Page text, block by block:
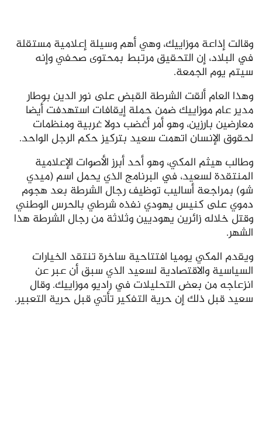
وقالت إذاعة موزاييك، وهي أهم وسيلة إعلامية مستقلة
في البلاد، إن التحقيق مرتبط بمحتوى صحفي وإنه
سيتم يوم الجمعة.
وهذا العام ألقت الشرطة القبض على نور الدين بوطار
مدير عام موزاييك ضمن حملة إيقافات استهدفت أيضا
معارضين بارزين، وهو أمر أغضب دولا غربية ومنظمات
لحقوق الإنسان اتهمت سعيد بتركيز حكم الرجل الواحد.
وطالب هيثم المكي، وهو أحد أبرز الأصوات الإعلامية
المنتقدة لسعيد، في البرنامج الذي يحمل اسم (ميدي
شو) بمراجعة أساليب توظيف رجال الشرطة بعد هجوم
دموي على كنيس يهودي نفذه شرطي بالحرس الوطني
وقتل خلاله زائرين يهوديين وثلاثة من رجال الشرطة هذا
الشهر.
ويقدم المكي يوميا افتتاحية ساخرة تنتقد الخيارات
السياسية والاقتصادية لسعيد الذي سبق أن عبر عن
انزعاجه من بعض التحليلات في راديو موزاييك. وقال
سعيد قبل ذلك إن حرية التفكير تأتي قبل حرية التعبير.